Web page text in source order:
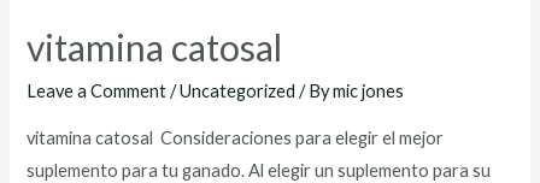
vitamina catosal
Leave a Comment /Uncategorized / Bymic jones
vitamina catosal Consideraciones para elegir el mejor
suplemento para tu ganado. Al elegir un suplemento para su